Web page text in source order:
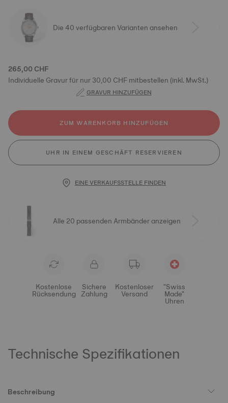
Die 40 verfügbaren Varianten ansehen
265,00 CHF
Individuelle Gravur für nur 30,00 CHF mitbestellen (inkl. MwSt.)
GRAVUR HINZUFÜGEN
ZUM WARENKORB HINZUFÜGEN
UHR IN EINEM GESCHÄFT RESERVIEREN
EINE VERKAUFSSTELLE FINDEN
Alle 20 passenden Armbänder anzeigen
Kostenlose
Rücksendung
Sichere
Zahlung
Kostenloser
Versand
"Swiss
Made"
Uhren
Technische Spezifikationen
Beschreibung